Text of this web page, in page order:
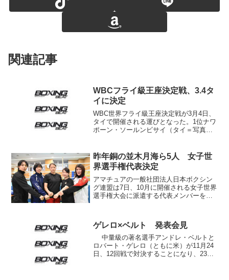
関連記事
WBCフライ級王座決定戦、3.4タ
イに決定
WBC世界フライ級王座決定戦が3月4日、
タイで開催される運びとなった。1位ナワ
ポーン・ソールンビサイ（タイ＝写真
ページなどが伝えた。決定戦は前王者ロ
ーマン・ゴンサレ...
昨年銅の並木月海ら5人 女子世
界選手権代表決定
アマチュアの一般社団法人日本ボクシン
グ連盟は7日、10月に開催される女子世界
選手権大会に派遣する代表メンバーを以
木月海（自衛隊体育学校） バンタム
級 濱本紗也（日本大...
ゲレロ×ベルト 発表会見
中量級の著名選手アンドレ・ベルトと
ロバート・ゲレロ（ともに米）が11月24
日、12回戦で対決することになり、23日